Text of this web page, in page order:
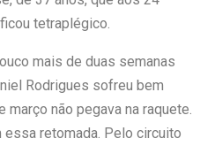
tetraplégico.
mais de duas semanas
Rodrigues sofreu bem
março não pegava na raquete.
retomada. Pelo circuito